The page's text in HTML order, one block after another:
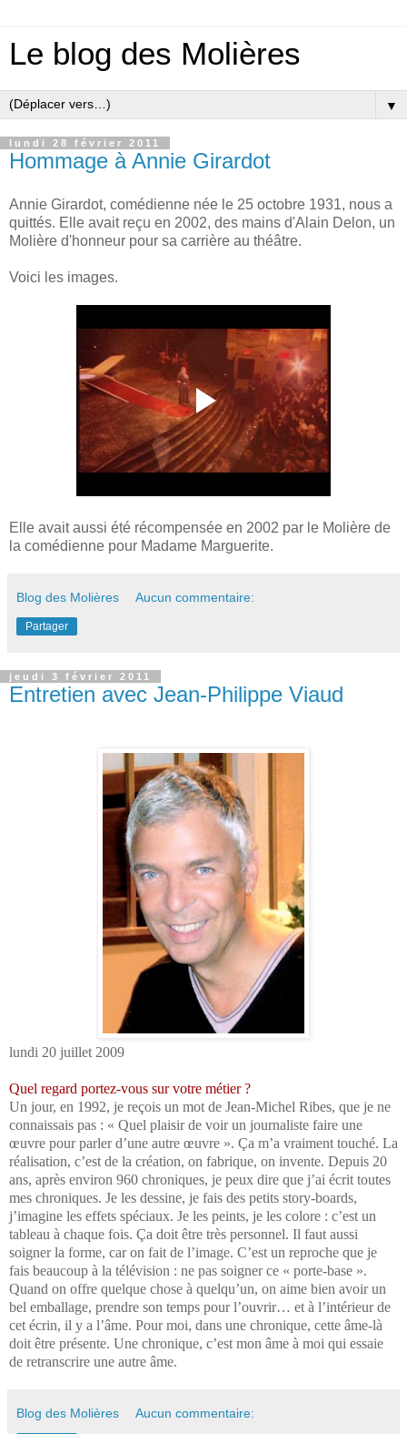
Le blog des Molières
▼
lundi 28 février 2011
Hommage à Annie Girardot
Annie Girardot, comédienne née le 25 octobre 1931, nous a
quittés. Elle avait reçu en 2002, des mains d'Alain Delon, un
Molière d'honneur pour sa carrière au théâtre.
Voici les images.
Elle avait aussi été récompensée en 2002 par le Molière de
la comédienne pour Madame Marguerite.
Blog des Molières Aucun commentaire:
Partager
jeudi 3 février 2011
Entretien avec Jean-Philippe Viaud
lundi 20 juillet 2009
Quel regard portez-vous sur votre métier ?
Un jour, en 1992, je reçois un mot de Jean-Michel Ribes, que je ne
connaissais pas : « Quel plaisir de voir un journaliste faire une
œuvre pour parler d’une autre œuvre ». Ça m’a vraiment touché. La
réalisation, c’est de la création, on fabrique, on invente. Depuis 20
ans, après environ 960 chroniques, je peux dire que j’ai écrit toutes
mes chroniques. Je les dessine, je fais des petits story-boards,
j’imagine les effets spéciaux. Je les peints, je les colore : c’est un
tableau à chaque fois. Ça doit être très personnel. Il faut aussi
soigner la forme, car on fait de l’image. C’est un reproche que je
fais beaucoup à la télévision : ne pas soigner ce « porte-base ».
Quand on offre quelque chose à quelqu’un, on aime bien avoir un
bel emballage, prendre son temps pour l’ouvrir… et à l’intérieur de
cet écrin, il y a l’âme. Pour moi, dans une chronique, cette âme-là
doit être présente. Une chronique, c’est mon âme à moi qui essaie
de retranscrire une autre âme.
Blog des Molières Aucun commentaire: